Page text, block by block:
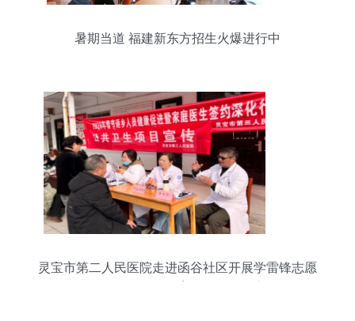
暑期当道 福建新东方招生火爆进行中
灵宝市第二人民医院走进函谷社区开展学雷锋志愿